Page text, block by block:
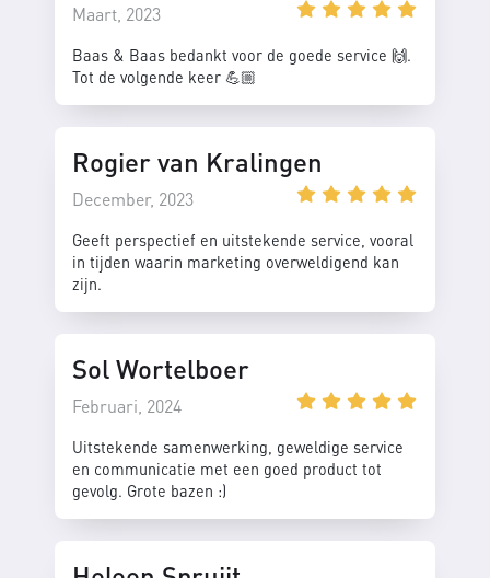
Maart, 2023
Baas & Baas bedankt voor de goede service 🙌.
Tot de volgende keer 💪🏼
Rogier van Kralingen
December, 2023
Geeft perspectief en uitstekende service, vooral
in tijden waarin marketing overweldigend kan
zijn.
Sol Wortelboer
Februari, 2024
Uitstekende samenwerking, geweldige service
en communicatie met een goed product tot
gevolg. Grote bazen :)